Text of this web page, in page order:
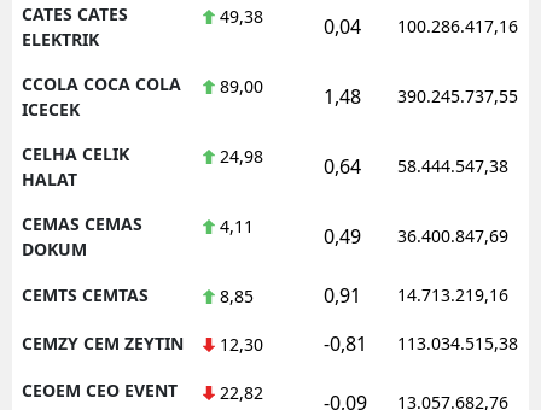
CATES CATES
ELEKTRIK
49,38 0,04 100.286.417,16
CCOLA COCA COLA
ICECEK
89,00 1,48 390.245.737,55
CELHA CELIK
HALAT
24,98 0,64 58.444.547,38
CEMAS CEMAS
DOKUM
4,11 0,49 36.400.847,69
CEMTS CEMTAS 8,85 0,91 14.713.219,16
CEMZY CEM ZEYTIN 12,30 -0,81 113.034.515,38
CEOEM CEO EVENT
22,82 -0,09 13.057.682,76